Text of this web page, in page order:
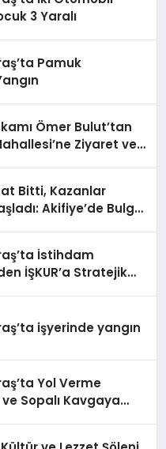
3 Yaralı
Pamuk
Ömer Bulut’tan
Ziyaret ve
Bitti, Kazanlar
Akifiye’de Bulgur
İstihdam
İŞKUR’a Stratejik
işyerinde yangın
Yol Verme
ve Sopalı Kavgaya